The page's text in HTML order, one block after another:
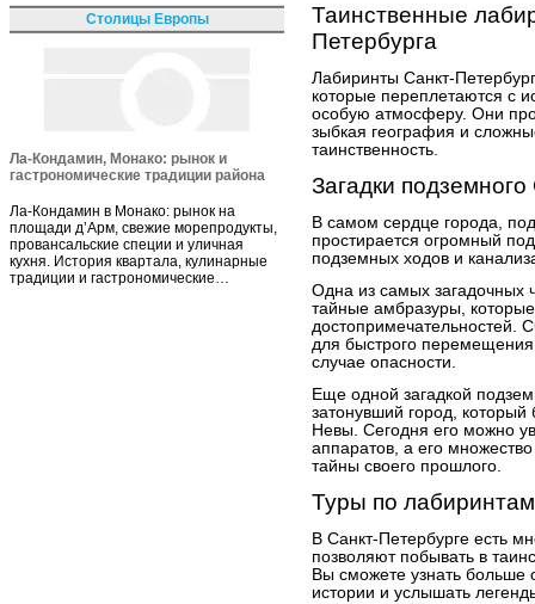
Столицы Европы
Ла-Кондамин, Монако: рынок и
гастрономические традиции района
Ла-Кондамин в Монако: рынок на
площади д’Арм, свежие морепродукты,
провансальские специи и уличная
кухня. История квартала, кулинарные
традиции и гастрономические…
Таинственные
Петербурга
Лабиринты Санкт-
которые переплетаются с
особую атмосферу. Они
зыбкая география и
таинственность.
Загадки
В самом сердце города,
простирается огромный
подземных ходов и
Одна из самых загадочных
тайные амбразуры,
достопримечательностей.
для быстрого
случае опасности.
Еще одной загадкой
затонувший город, который
Невы. Сегодня его можно
аппаратов, а его
тайны своего прошлого.
Туры по лабиринтам
В Санкт-Петербурге есть
позволяют побывать в
Вы сможете узнать больше
истории и услышать